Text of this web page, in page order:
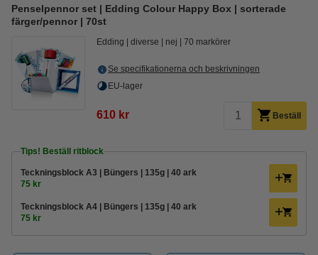
Penselpennor set | Edding Colour Happy Box | sorterade
färger/pennor | 70st
Edding diverse nej 70 markörer
Se specifikationerna och beskrivningen
EU-lager
610 kr Beställ
Tips! Beställ ritblock
Teckningsblock A3 | Büngers | 135g | 40 ark
75 kr
Teckningsblock A4 | Büngers | 135g | 40 ark
75 kr